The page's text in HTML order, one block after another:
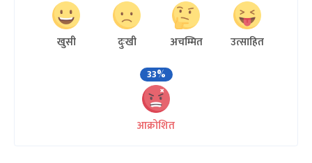
खुसी दुःखी अचम्मित
उत्साहित
33%
आक्रोशित